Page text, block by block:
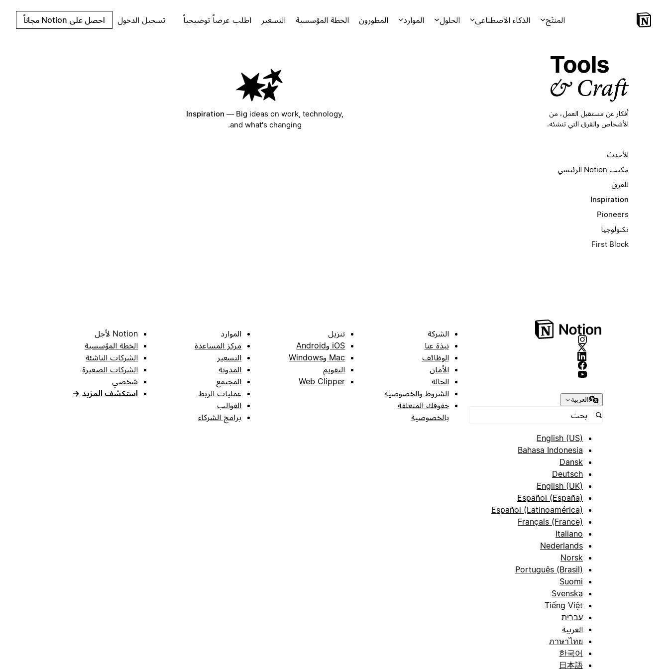
المنتَج الذكاء الاصطناعي الحلول الموارد المطورون الخطة المؤسسية التسعير اطلب عرضاً توضيحياً تسجيل الدخول احصل على Notion مجاناً
أفكار عن مستقبل العمل، من
الأشخاص والفرق التي تنشئه.
الأحدث
مكتب Notion الرئيسي
للفرق
Inspiration
Pioneers
تكنولوجيا
First Block
Inspiration — Big ideas on work, technology,
and what's changing.
العربية
English (US)
Bahasa Indonesia
Dansk
Deutsch
English (UK)
Español (España)
Español (Latinoamérica)
Français (France)
Italiano
Nederlands
Norsk
Português (Brasil)
Suomi
Svenska
Tiếng Việt
עברית
العربية
ภาษาไทย
한국어
日本語
الشركة
نبذة عنا
الوظائف
الأمان
الحالة
الشروط والخصوصية
حقوقك المتعلقة
بالخصوصية
تنزيل
iOS وAndroid
Mac وWindows
التقويم
Web Clipper
الموارد
مركز المساعدة
التسعير
المدونة
المجتمع
عمليات الربط
القوالب
برامج الشركاء
Notion لأجل
الخطة المؤسسية
الشركات الناشئة
الشركات الصغيرة
شخصي
استكشف المزيد →